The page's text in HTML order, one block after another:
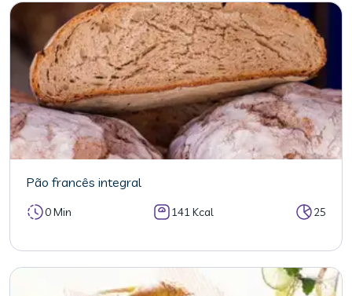
Pão francês integral
0 Min 141 Kcal 25